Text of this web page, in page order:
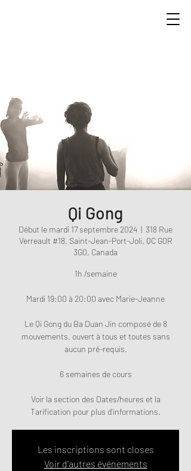
Qi Gong
Début le mardi 17 septembre 2024
  |
318 Rue
Verreault #18, Saint-Jean-Port-Joli, QC G0R
3G0, Canada
1h /semaine
Mardi 19:00 à 20:00 avec Marie-Jeanne
Le Qi Gong du Ba Duan Jin composé de 8
mouvements, ouvert à tous et toutes sans
aucun pré-requis.
6 semaines de cours
Voir la section des Dates/heures et la
Tarification pour plus d'informations.
Les inscriptions sont closes
Voir d'autres événements